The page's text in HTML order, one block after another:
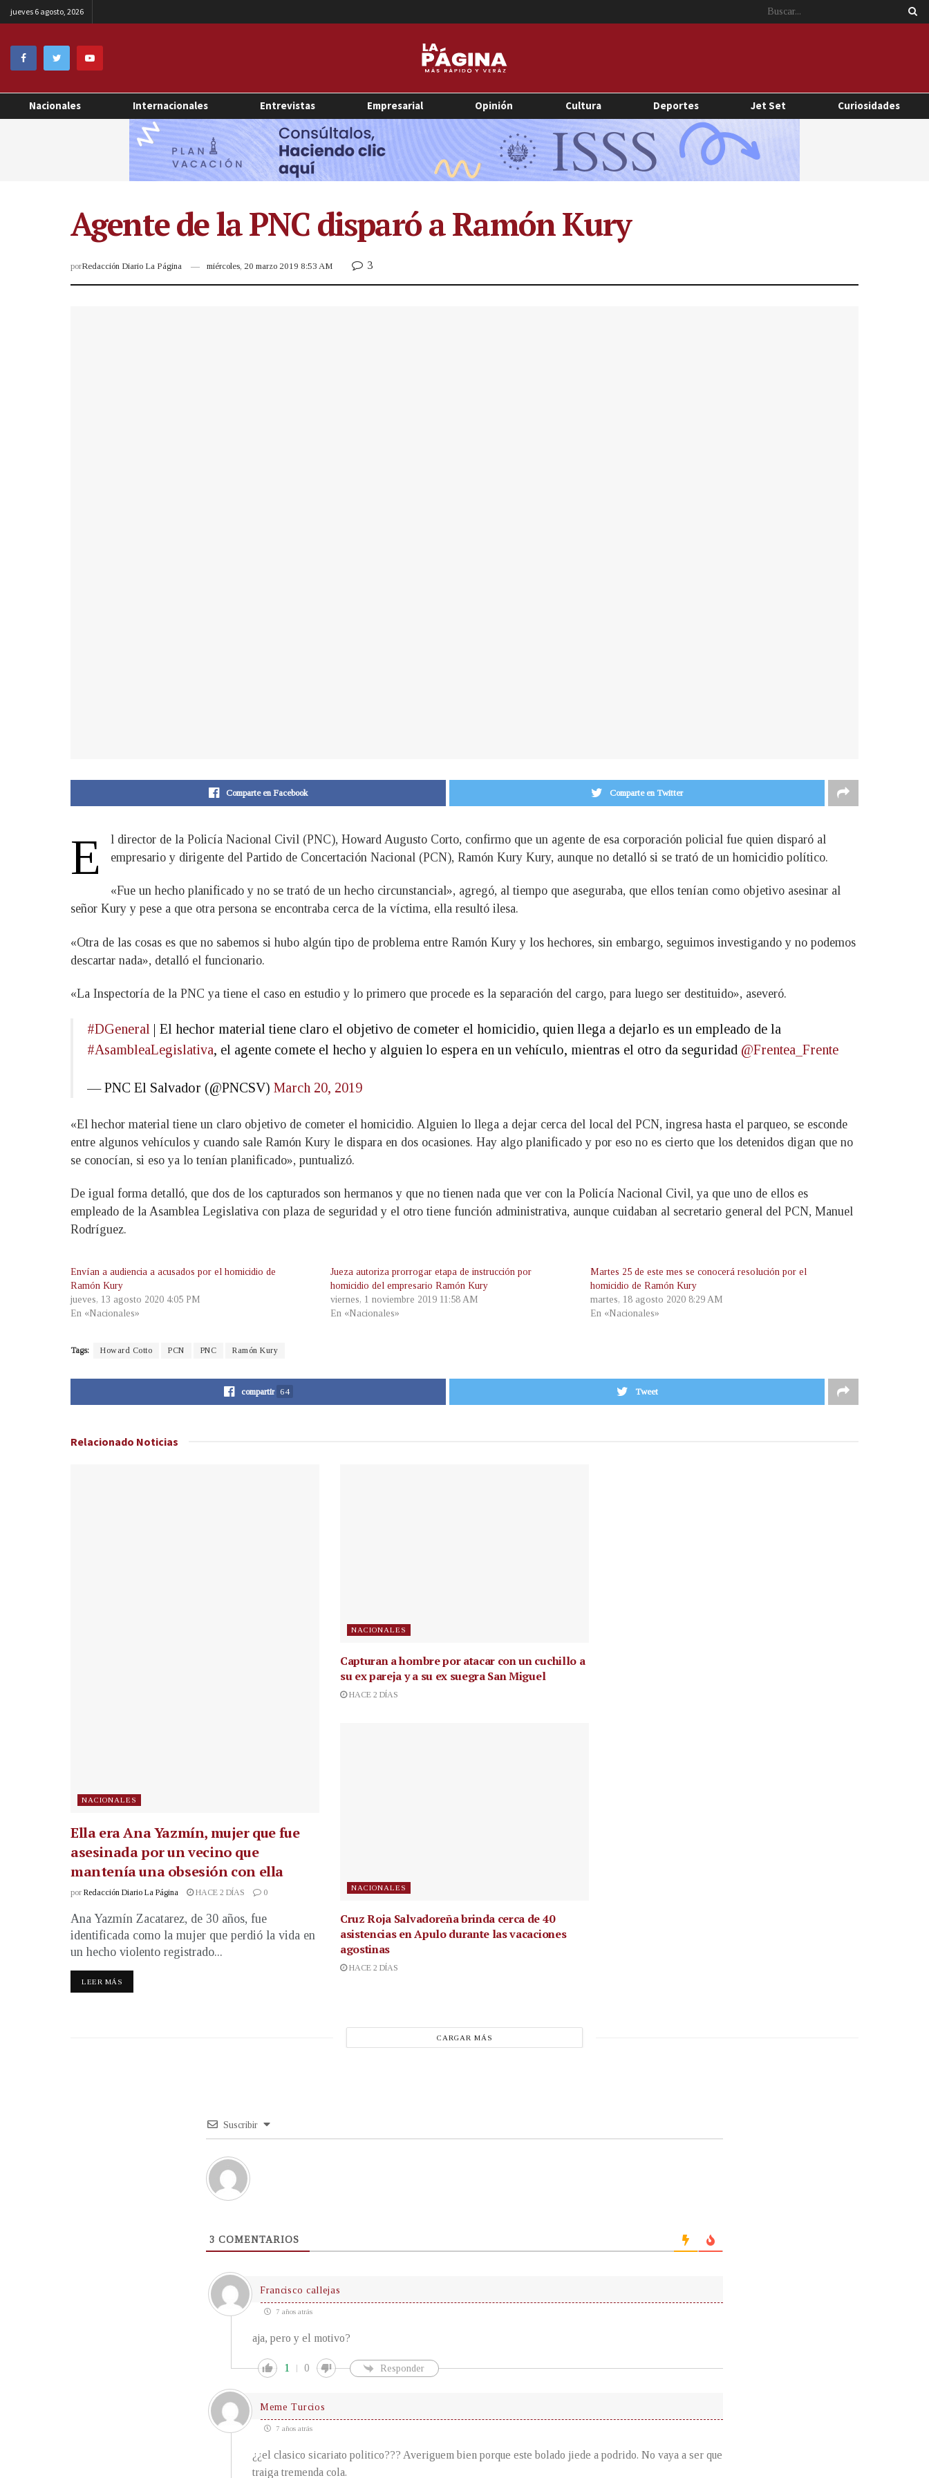
jueves 6 agosto, 2026
Nacionales Internacionales Entrevistas Empresarial Opinión Cultura Deportes Jet Set Curiosidades
Agente de la PNC disparó a Ramón Kury
porRedacción Diario La Página miércoles, 20 marzo 2019 8:53 AM 3
Comparte en Facebook Comparte en Twitter
E
l director de la Policía Nacional Civil (PNC), Howard Augusto Corto, confirmo que un agente de esa corporación policial fue quien disparó al
empresario y dirigente del Partido de Concertación Nacional (PCN), Ramón Kury Kury, aunque no detalló si se trató de un homicidio político.
«Fue un hecho planificado y no se trató de un hecho circunstancial», agregó, al tiempo que aseguraba, que ellos tenían como objetivo asesinar al
señor Kury y pese a que otra persona se encontraba cerca de la víctima, ella resultó ilesa.
«Otra de las cosas es que no sabemos si hubo algún tipo de problema entre Ramón Kury y los hechores, sin embargo, seguimos investigando y no podemos
descartar nada», detalló el funcionario.
«La Inspectoría de la PNC ya tiene el caso en estudio y lo primero que procede es la separación del cargo, para luego ser destituido», aseveró.
#DGeneral | El hechor material tiene claro el objetivo de cometer el homicidio, quien llega a dejarlo es un empleado de la
#AsambleaLegislativa, el agente comete el hecho y alguien lo espera en un vehículo, mientras el otro da seguridad @Frentea_Frente
— PNC El Salvador (@PNCSV) March 20, 2019
«El hechor material tiene un claro objetivo de cometer el homicidio. Alguien lo llega a dejar cerca del local del PCN, ingresa hasta el parqueo, se esconde
entre algunos vehículos y cuando sale Ramón Kury le dispara en dos ocasiones. Hay algo planificado y por eso no es cierto que los detenidos digan que no
se conocían, si eso ya lo tenían planificado», puntualizó.
De igual forma detalló, que dos de los capturados son hermanos y que no tienen nada que ver con la Policía Nacional Civil, ya que uno de ellos es
empleado de la Asamblea Legislativa con plaza de seguridad y el otro tiene función administrativa, aunque cuidaban al secretario general del PCN, Manuel
Rodríguez.
Envían a audiencia a acusados por el homicidio de
Ramón Kury
jueves, 13 agosto 2020 4:05 PM
En «Nacionales»
Jueza autoriza prorrogar etapa de instrucción por
homicidio del empresario Ramón Kury
viernes, 1 noviembre 2019 11:58 AM
En «Nacionales»
Martes 25 de este mes se conocerá resolución por el
homicidio de Ramón Kury
martes, 18 agosto 2020 8:29 AM
En «Nacionales»
Tags: Howard Cotto PCN PNC Ramón Kury
compartir 64 Tweet
Relacionado Noticias
NACIONALES
Ella era Ana Yazmín, mujer que fue
asesinada por un vecino que
mantenía una obsesión con ella
por Redacción Diario La Página HACE 2 DÍAS 0
Ana Yazmín Zacatarez, de 30 años, fue
identificada como la mujer que perdió la vida en
un hecho violento registrado...
LEER MÁS
NACIONALES
Capturan a hombre por atacar con un cuchillo a
su ex pareja y a su ex suegra San Miguel
HACE 2 DÍAS
NACIONALES
Cruz Roja Salvadoreña brinda cerca de 40
asistencias en Apulo durante las vacaciones
agostinas
HACE 2 DÍAS
CARGAR MÁS
Suscribir
3 COMENTARIOS
Francisco callejas
7 años atrás
aja, pero y el motivo?
1 0 Responder
Meme Turcios
7 años atrás
¿¿el clasico sicariato politico??? Averiguem bien porque este bolado jiede a podrido. No vaya a ser que
traiga tremenda cola.